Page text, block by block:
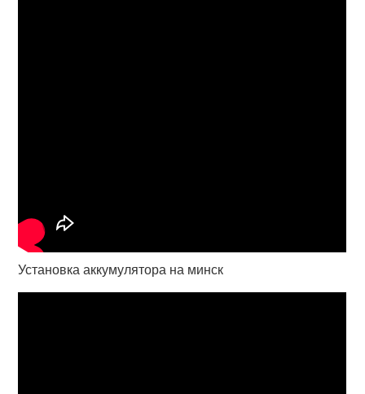
Установка аккумулятора на минск